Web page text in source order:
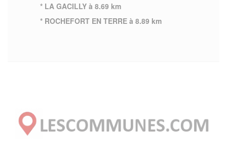
* LA GACILLY à 8.69 km
* ROCHEFORT EN TERRE à 8.89 km